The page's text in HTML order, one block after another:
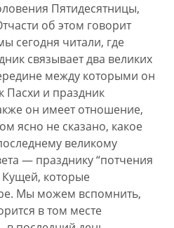
Пятидесятницы,
об этом говорит
сегодня читали, где
связывает два великих
между которыми он
Пасхи и праздник
он имеет отношение,
ясно не сказано, какое
великому
— празднику “потчения
Кущей, которые
Мы можем вспомнить,
в том месте